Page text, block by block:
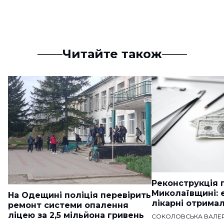
Читайте також
На Одещині поліція перевірить
ремонт системи опалення
ліцею за 2,5 мільйона гривень
Реконструкція
Миколаївщині:
лікарні
СОКОЛОВСЬКА